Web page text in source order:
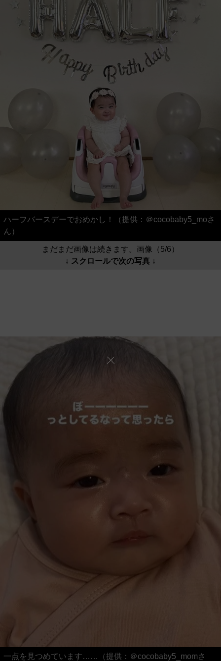
ハーフバースデーでおめかし！（提供：＠cocobaby5_moさ
ん）
まだまだ画像は続きます。画像（5/6）
↓ スクロールで次の写真 ↓
一点を見つめています……（提供：＠cocobaby5_momさ